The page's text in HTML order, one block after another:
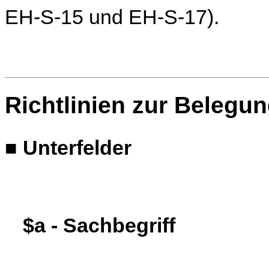
EH-S-15 und EH-S-17).
Richtlinien zur
■ Unterfelder
$a - Sachbegriff